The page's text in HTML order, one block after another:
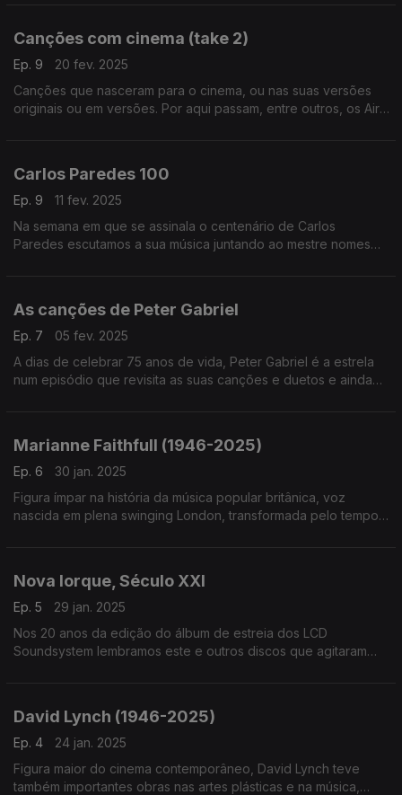
Canções com cinema (take 2)
Ep. 9
20 fev. 2025
Canções que nasceram para o cinema, ou nas suas versões
originais ou em versões. Por aqui passam, entre outros, os Air,
Carlos Paredes 100
Ep. 9
11 fev. 2025
Na semana em que se assinala o centenário de Carlos
Paredes escutamos a sua música juntando ao mestre nomes
As canções de Peter Gabriel
Ep. 7
05 fev. 2025
A dias de celebrar 75 anos de vida, Peter Gabriel é a estrela
num episódio que revisita as suas canções e duetos e ainda
Marianne Faithfull (1946-2025)
Ep. 6
30 jan. 2025
Figura ímpar na história da música popular britânica, voz
nascida em plena swinging London, transformada pelo tempo
Nova Iorque, Século XXI
Ep. 5
29 jan. 2025
Nos 20 anos da edição do álbum de estreia dos LCD
Soundsystem lembramos este e outros discos que agitaram
David Lynch (1946-2025)
Ep. 4
24 jan. 2025
Figura maior do cinema contemporâneo, David Lynch teve
também importantes obras nas artes plásticas e na música,